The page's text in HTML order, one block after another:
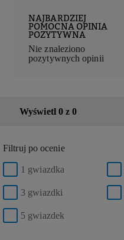
NAJBARDZIEJ
POMOCNA OPINIA
POZYTYWNA
Nie znaleziono
pozytywnych opinii
Wyświetl 0 z 0
Filtruj po ocenie
1 gwiazdka
3 gwiazdki
5 gwiazdek